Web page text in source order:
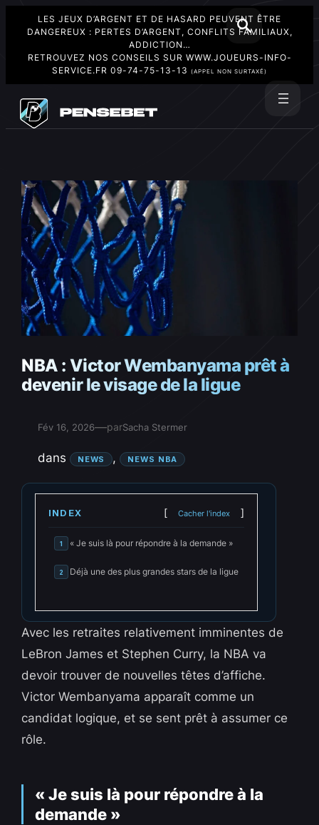
LES JEUX D’ARGENT ET DE HASARD PEUVENT ÊTRE
DANGEREUX : PERTES D’ARGENT, CONFLITS FAMILIAUX,
ADDICTION…
RETROUVEZ NOS CONSEILS SUR WWW.JOUEURS-INFO-
SERVICE.FR 09-74-75-13-13 (APPEL NON SURTAXÉ)
contenu
NBA : Victor Wembanyama prêt à
devenir le visage de la ligue
Fév 16, 2026—parSacha Stermer
dans NEWS , NEWS NBA
INDEX Cacher l'index
1 « Je suis là pour répondre à la demande »
2 Déjà une des plus grandes stars de la ligue
Avec les retraites relativement imminentes de
LeBron James et Stephen Curry, la NBA va
devoir trouver de nouvelles têtes d’affiche.
Victor Wembanyama apparaît comme un
candidat logique, et se sent prêt à assumer ce
rôle.
« Je suis là pour répondre à la
demande »